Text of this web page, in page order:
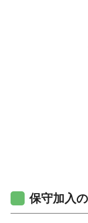
保守加入